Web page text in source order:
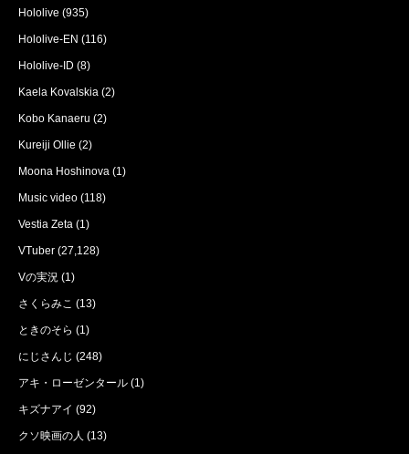
Hololive (935)
Hololive-EN (116)
Hololive-ID (8)
Kaela Kovalskia (2)
Kobo Kanaeru (2)
Kureiji Ollie (2)
Moona Hoshinova (1)
Music video (118)
Vestia Zeta (1)
VTuber (27,128)
Vの実況 (1)
さくらみこ (13)
ときのそら (1)
にじさんじ (248)
アキ・ローゼンタール (1)
キズナアイ (92)
クソ映画の人 (13)